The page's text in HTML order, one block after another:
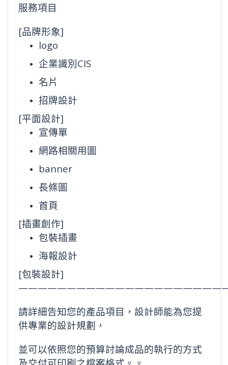
服務項目
[品牌形象]
logo
企業識別CIS
名片
招牌設計
[平面設計]
宣傳單
網路相關用圖
banner
長條圖
首頁
[插畫創作]
包裝插畫
海報設計
[包裝設計]
請詳細告知您的產品項目，設計師能為您提
供專業的設計規劃，
並可以依照您的預算討論成品的執行的方式